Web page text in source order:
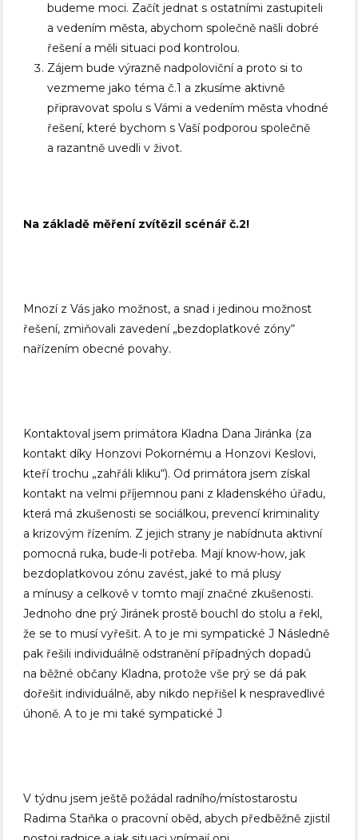
budeme moci. Začít jednat s ostatními zastupiteli
a vedením města, abychom společně našli dobré
řešení a měli situaci pod kontrolou.
Zájem bude výrazně nadpoloviční a proto si to
vezmeme jako téma č.1 a zkusíme aktivně
připravovat spolu s Vámi a vedením města vhodné
řešení, které bychom s Vaší podporou společně
a razantně uvedli v život.
Na základě měření zvítězil scénář č.2!
Mnozí z Vás jako možnost, a snad i jedinou možnost
řešení, zmiňovali zavedení „bezdoplatkové zóny“
nařízením obecné povahy.
Kontaktoval jsem primátora Kladna Dana Jiránka (za
kontakt díky Honzovi Pokornému a Honzovi Keslovi,
kteří trochu „zahřáli kliku“). Od primátora jsem získal
kontakt na velmi příjemnou pani z kladenského úřadu,
která má zkušenosti se sociálkou, prevencí kriminality
a krizovým řízením. Z jejich strany je nabídnuta aktivní
pomocná ruka, bude-li potřeba. Mají know-how, jak
bezdoplatkovou zónu zavést, jaké to má plusy
a mínusy a celkově v tomto mají značné zkušenosti.
Jednoho dne prý Jiránek prostě bouchl do stolu a řekl,
že se to musí vyřešit. A to je mi sympatické J Následně
pak řešili individuálně odstranění případných dopadů
na běžné občany Kladna, protože vše prý se dá pak
dořešit individuálně, aby nikdo nepřišel k nespravedlivé
úhoně. A to je mi také sympatické J
V týdnu jsem ještě požádal radního/místostarostu
Radima Staňka o pracovní oběd, abych předběžně zjistil